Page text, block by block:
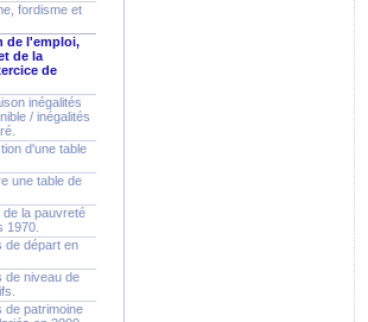
fordisme et
de l'emploi,
de la
de
inégalités
/ inégalités
d'une table
une table de
de la pauvreté
1970.
de départ en
de niveau de
de patrimoine